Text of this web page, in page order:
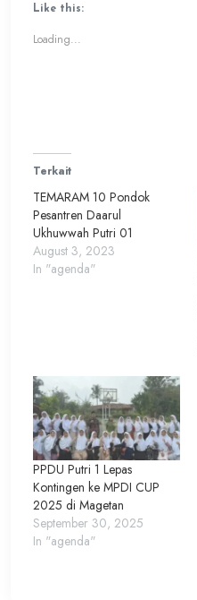
(Opens
in
window)
Like this:
Loading...
Terkait
TEMARAM 10 Pondok
Pesantren Daarul
Ukhuwwah Putri 01
August 3, 2023
In "agenda"
PPDU Putri 1 Lepas
Kontingen ke MPDI CUP
2025 di Magetan
September 30, 2025
In "agenda"